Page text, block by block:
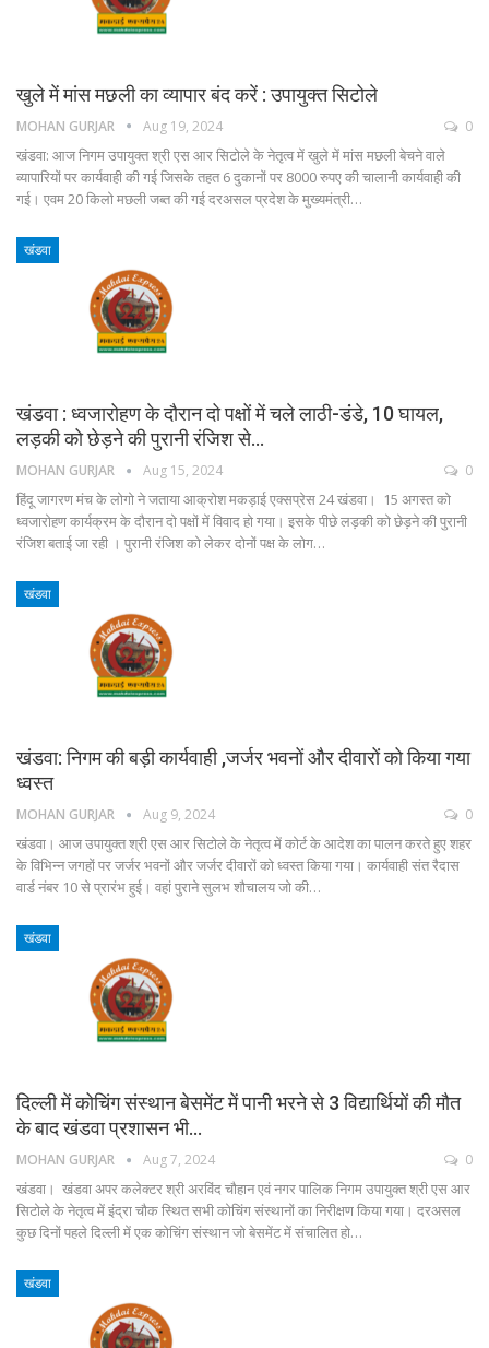
खुले में मांस मछली का व्यापार बंद करें : उपायुक्त सिटोले
MOHAN GURJAR Aug 19, 2024 0
खंडवा: आज निगम उपायुक्त श्री एस आर सिटोले के नेतृत्व में खुले में मांस मछली बेचने वाले
व्यापारियों पर कार्यवाही की गई जिसके तहत 6 दुकानों पर 8000 रुपए की चालानी कार्यवाही की
गई। एवम 20 किलो मछली जब्त की गई दरअसल प्रदेश के मुख्यमंत्री…
खंडवा
खंडवा : ध्वजारोहण के दौरान दो पक्षों में चले लाठी-डंंडे, 10 घायल,
लड़की को छेड़ने की पुरानी रंजिश से…
MOHAN GURJAR Aug 15, 2024 0
हिंदू जागरण मंच के लोगो ने जताया आक्रोश मकड़ाई एक्सप्रेस 24 खंडवा। 15 अगस्त को
ध्वजारोहण कार्यक्रम के दौरान दो पक्षों में विवाद हो गया। इसके पीछे लड़की को छेड़ने की पुरानी
रंजिश बताई जा रही । पुरानी रंजिश को लेकर दोनों पक्ष के लोग…
खंडवा
खंडवा: निगम की बड़ी कार्यवाही ,जर्जर भवनों और दीवारों को किया गया
ध्वस्त
MOHAN GURJAR Aug 9, 2024 0
खंडवा। आज उपायुक्त श्री एस आर सिटोले के नेतृत्व में कोर्ट के आदेश का पालन करते हुए शहर
के विभिन्न जगहों पर जर्जर भवनों और जर्जर दीवारों को ध्वस्त किया गया। कार्यवाही संत रैदास
वार्ड नंबर 10 से प्रारंभ हुई। वहां पुराने सुलभ शौचालय जो की…
खंडवा
दिल्ली में कोचिंग संस्थान बेसमेंट में पानी भरने से 3 विद्यार्थियों की मौत
के बाद खंडवा प्रशासन भी…
MOHAN GURJAR Aug 7, 2024 0
खंडवा। खंडवा अपर कलेक्टर श्री अरविंद चौहान एवं नगर पालिक निगम उपायुक्त श्री एस आर
सिटोले के नेतृत्व में इंद्रा चौक स्थित सभी कोचिंग संस्थानों का निरीक्षण किया गया। दरअसल
कुछ दिनों पहले दिल्ली में एक कोचिंग संस्थान जो बेसमेंट में संचालित हो…
खंडवा